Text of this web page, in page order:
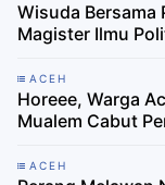
Wisuda Bersama
Magister Ilmu
ACEH
Horeee, Warga
Mualem Cabut
ACEH